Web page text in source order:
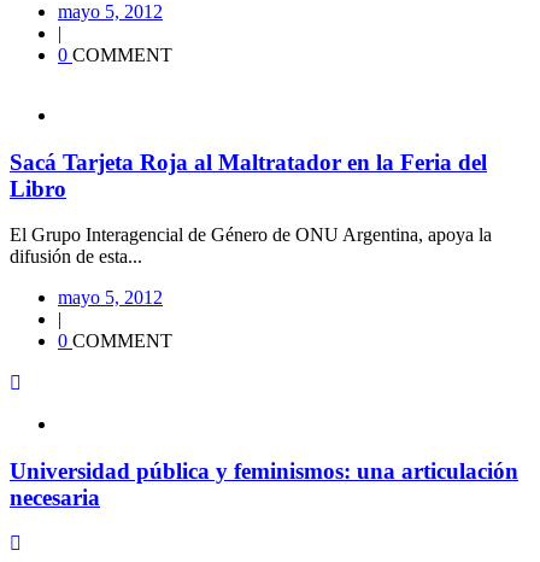
mayo 5, 2012
|
0 COMMENT
Sacá Tarjeta Roja al Maltratador en la Feria del
Libro
El Grupo Interagencial de Género de ONU Argentina, apoya la
difusión de esta...
mayo 5, 2012
|
0 COMMENT
Universidad pública y feminismos: una articulación
necesaria